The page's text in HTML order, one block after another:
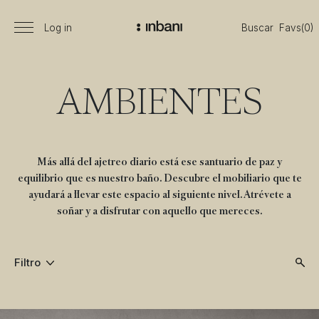
de
baños,
tendencias,
nuevos
materiales
y
platos
Menú
Log in Buscar Favs(0)
AMBIENTES
Más allá del ajetreo diario está ese santuario de paz y
equilibrio que es nuestro baño. Descubre el mobiliario que te
ayudará a llevar este espacio al siguiente nivel. Atrévete a
soñar y a disfrutar con aquello que mereces.
Filtro